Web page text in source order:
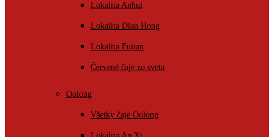
Lokalita Anhui
Lokalita Dian Hong
Lokalita Fujian
Červené čaje zo sveta
Oolong
Všetky čaje Oolong